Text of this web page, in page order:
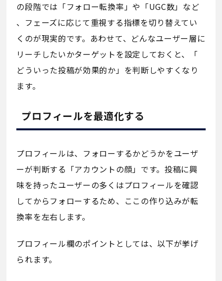
の段階では「フォロー転換率」や「UGC数」など
、フェーズに応じて重視する指標を切り替えてい
くのが現実的です。あわせて、どんなユーザー層に
リーチしたいかターゲットを設定しておくと、「
どういった投稿が効果的か」を判断しやすくなり
ます。
プロフィールを最適化する
プロフィールは、フォローするかどうかをユーザ
ーが判断する「アカウントの顔」です。投稿に興
味を持ったユーザーの多くはプロフィールを確認
してからフォローするため、ここの作り込みが転
換率を左右します。
プロフィール欄のポイントとしては、以下が挙げ
られます。